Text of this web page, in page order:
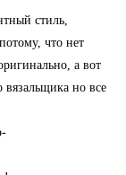
стиль,
что нет
а вот
вязальщика но все